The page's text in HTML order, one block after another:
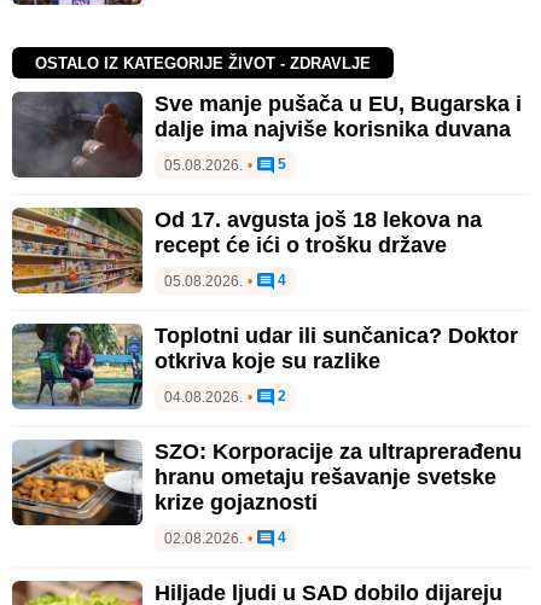
OSTALO IZ KATEGORIJE ŽIVOT - ZDRAVLJE
Sve manje pušača u EU, Bugarska i
dalje ima najviše korisnika duvana
05.08.2026. • 5
Od 17. avgusta još 18 lekova na
recept će ići o trošku države
05.08.2026. • 4
Toplotni udar ili sunčanica? Doktor
otkriva koje su razlike
04.08.2026. • 2
SZO: Korporacije za ultraprerađenu
hranu ometaju rešavanje svetske
krize gojaznosti
02.08.2026. • 4
Hiljade ljudi u SAD dobilo dijareju